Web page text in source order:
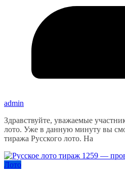
admin
Здравствуйте, уважаемые
лото. Уже в данную минуту вы
тиража Русского лото. На
Лото